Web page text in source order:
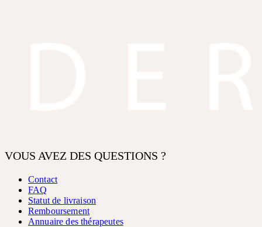
VOUS AVEZ DES QUESTIONS ?
Contact
FAQ
Statut de livraison
Remboursement
Annuaire des thérapeutes